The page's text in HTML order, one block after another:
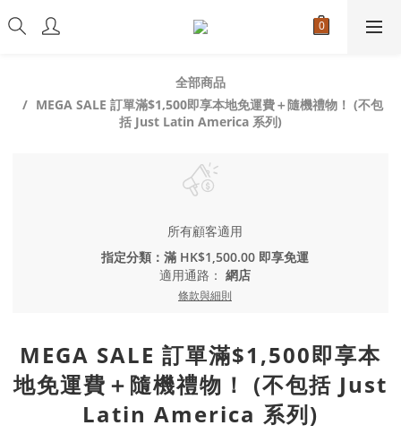
全部商品
MEGA SALE 訂單滿$1,500即享本地免運費＋隨機禮物！ (不包
括 Just Latin America 系列)
所有顧客適用
指定分類：滿 HK$1,500.00 即享免運
適用通路： 網店
條款與細則
MEGA SALE 訂單滿$1,500即享本
地免運費＋隨機禮物！ (不包括 Just
Latin America 系列)